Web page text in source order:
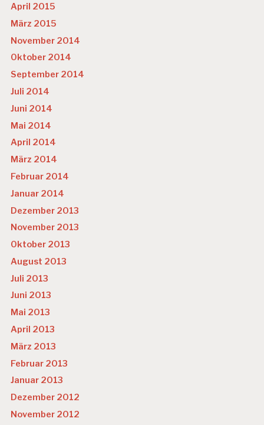
April 2015
März 2015
November 2014
Oktober 2014
September 2014
Juli 2014
Juni 2014
Mai 2014
April 2014
März 2014
Februar 2014
Januar 2014
Dezember 2013
November 2013
Oktober 2013
August 2013
Juli 2013
Juni 2013
Mai 2013
April 2013
März 2013
Februar 2013
Januar 2013
Dezember 2012
November 2012